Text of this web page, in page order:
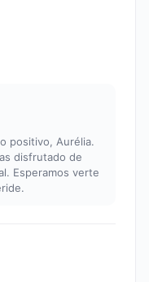
positivo, Aurélia.
disfrutado de
Esperamos verte